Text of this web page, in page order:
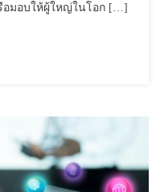
อมอบให้ผู้ใหญ่ในโอก […]